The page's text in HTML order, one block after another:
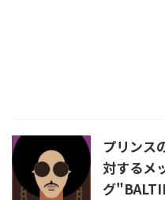
プリンス
対するメ
グ